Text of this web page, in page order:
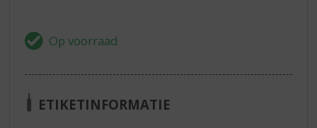
ETIKETINFORMATIE